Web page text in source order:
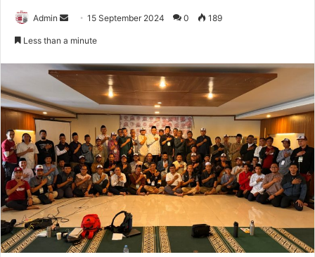
Admin
Send15 September 2024 0 189
Less than a minute